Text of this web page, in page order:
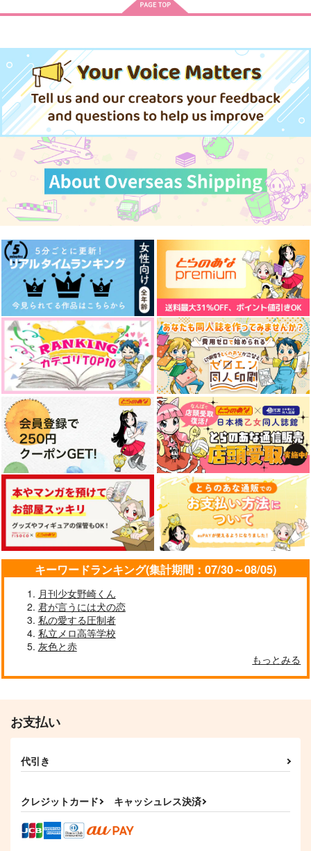
ロ 1
講談社
594円（税込）
サンプル
作品詳細
の裏には 1
KADOKAWA
1,320
サンプル
作品詳細
る 1
ぶんか社
890 （税込）
サンプル
作品詳細
もふもふ好きのおっさ
ん、異世界の山で魔物
と暮らし始める
KADOKAWA
1,650円（税込）
サンプル
作品詳細
左遷錬金術師の辺境暮
らし 元エリート 1
スクウェア・エニック
ス
770円（税込）
サンプル
作品詳細
ないものねだりの君に
光の花束を 1
KADOKAWA
924 円（税込）
サンプル
作品詳細
ルドルフとイッパイア
ッテナ 1
講談社
サンプル
作品詳細
(CD)鎧真伝サムライト
ルーパ
サンプル
（税込）
サンプル
キーワードランキング(集計期間：07/30～08/05)
月刊少女野崎くん
君が言うには犬の恋
私の愛する圧制者
私立メロ高等学校
灰色と赤
もっとみる
お支払い
代引き
クレジットカード キャッシュレス決済